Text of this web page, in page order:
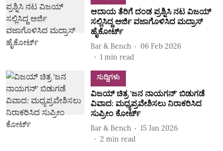
ಆದಾಯ ತೆರಿಗೆ ದಂಡ ಪ್ರಶ್ನಿಸಿ ನಟ ವಿಜಯ್
ಸಲ್ಲಿಸಿದ್ದ ಅರ್ಜಿ ವಜಾಗೊಳಿಸಿದ ಮದ್ರಾಸ್
ಹೈಕೋರ್ಟ್
Bar & Bench
06 Feb 2026
1 min read
ಸುದ್ದಿಗಳು
ವಿಜಯ್ ಚಿತ್ರ 'ಜನ ನಾಯಗನ್' ಬಿಡುಗಡೆ
ವಿವಾದ: ಮಧ್ಯಪ್ರವೇಶಿಸಲು ನಿರಾಕರಿಸಿದ
ಸುಪ್ರೀಂ ಕೋರ್ಟ್
Bar & Bench
15 Jan 2026
2 min read